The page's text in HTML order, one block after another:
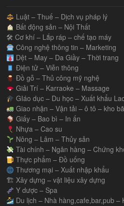
Luật – Thuế – Dịch vụ pháp lý
Bất động sản – Nội Thất
🛠 Cơ khí – Lắp ráp – chế tạo máy
Công nghệ thông tin – Marketing
Dệt – May – Da Giầy – Thời trang
Điện tử – Viễn thông
Đồ gỗ – Thủ công mỹ nghệ
Giải Trí – Karraoke – Massage
GIáo dục – Du học – Xuất khẩu
Giao nhận – Vận tải – ô tô – kho
Giấy – Bao bì – In ấn
Nhựa – Cao su
Nông – Lâm – Thủy sản
Tài chính – Ngân hàng – Chứng
Thực phẩm – Đồ uống
Thương mại – Xuất nhập khẩu
🏗 Xây dựng – vật liệu xây dựng
Y dược – Spa
Du lịch – Nhà hàng,cafe,bar,pub –